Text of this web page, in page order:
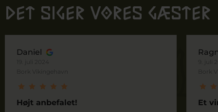
Det siger vores gæster
Daniel
19. juli 2024
Bork Vikingehavn
Højt anbefalet!
9. juli
Bork
Et